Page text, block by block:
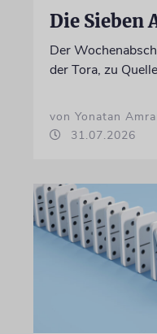
Die Sieben
Der
der Tora, zu
von Yonatan
31.07.2026